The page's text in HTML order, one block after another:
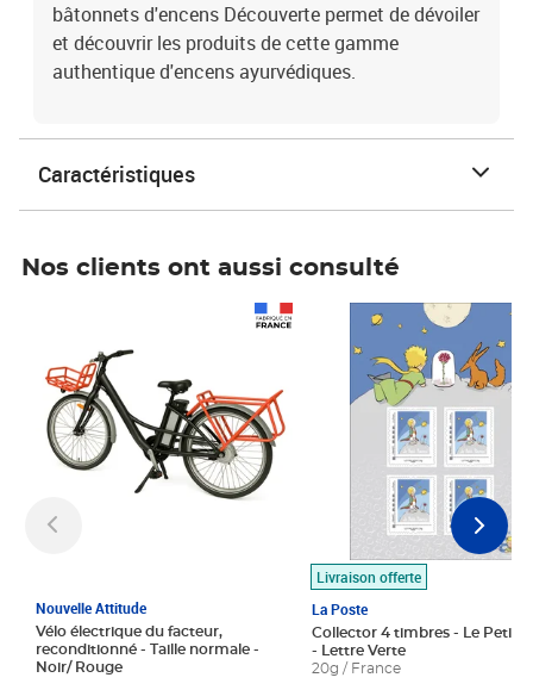
bâtonnets d'encens Découverte permet de dévoiler
et découvrir les produits de cette gamme
authentique d'encens ayurvédiques.
Caractéristiques
Nos clients ont aussi consulté
Nouvelle Attitude
Vélo électrique du facteur,
reconditionné - Taille normale -
Noir/ Rouge
Livraison offerte
La Poste
Collector 4 timbres - Le Petit
- Lettre Verte
20g / France
Prix 7,50€